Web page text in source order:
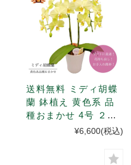
送料無料 ミディ胡蝶
蘭 鉢植え 黄色系 品
種おまかせ 4号 ２本
¥6,600(税込)